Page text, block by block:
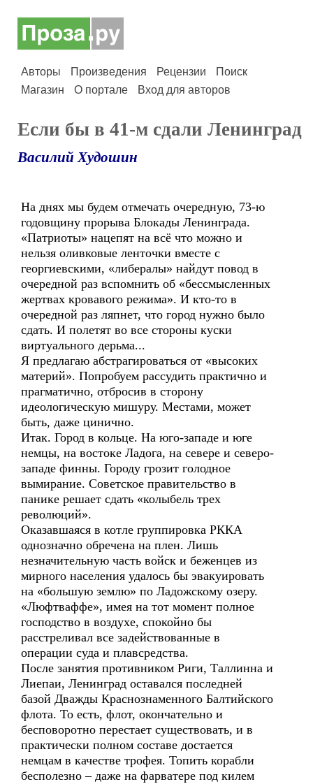
Авторы Произведения Рецензии
Поиск
Магазин
О портале Вход для авторов
Если бы в 41-м сдали Ленинград
Василий Худошин
На днях мы будем отмечать очередную, 73-ю
годовщину прорыва Блокады Ленинграда.
«Патриоты» нацепят на всё что можно и
нельзя оливковые ленточки вместе с
георгиевскими, «либералы» найдут повод в
очередной раз вспомнить об «бессмысленных
жертвах кровавого режима». И кто-то в
очередной раз ляпнет, что город нужно было
сдать. И полетят во все стороны куски
виртуального дерьма...
Я предлагаю абстрагироваться от «высоких
материй». Попробуем рассудить практично и
прагматично, отбросив в сторону
идеологическую мишуру. Местами, может
быть, даже цинично.
Итак. Город в кольце. На юго-западе и юге
немцы, на востоке Ладога, на севере и северо-
западе финны. Городу грозит голодное
вымирание. Советское правительство в
панике решает сдать «колыбель трех
революций».
Оказавшаяся в котле группировка РККА
однозначно обречена на плен. Лишь
незначительную часть войск и беженцев из
мирного населения удалось бы эвакуировать
на «большую землю» по Ладожскому озеру.
«Люфтваффе», имея на тот момент полное
господство в воздухе, спокойно бы
расстреливал все задействованные в
операции суда и плавсредства.
После занятия противником Риги, Таллинна и
Лиепаи, Ленинград оставался последней
базой Дважды Краснознаменного Балтийского
флота. То есть, флот, окончательно и
бесповоротно перестает существовать, и в
практически полном составе достается
немцам в качестве трофея. Топить корабли
бесполезно – даже на фарватере под килем